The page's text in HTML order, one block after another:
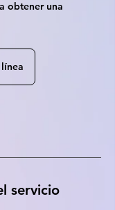
obtener una
servicio